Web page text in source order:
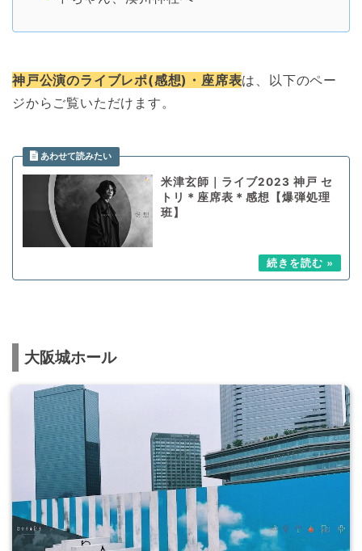
神戸公演のライブレポ(感想)・座席表は、以下のペー
ジからご覧いただけます。
米津玄師｜ライブ2023 神戸 セ
トリ＊座席表＊感想【爆弾処理
班】
大阪城ホール